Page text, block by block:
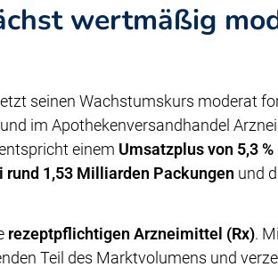
wertmäßig
seinen Wachstumskurs moderat
im Apothekenversandhandel
einem Umsatzplus von 5,3 %
rund 1,53 Milliarden Packungen und
rezeptpflichtigen Arzneimittel (Rx).
Teil des Marktvolumens und